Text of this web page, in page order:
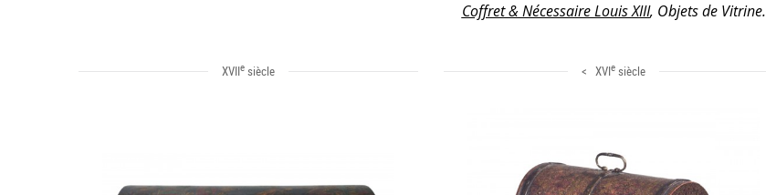
Coffret & Nécessaire Louis XIII, Objets de Vitrine.
XVIIe siècle < XVIe siècle